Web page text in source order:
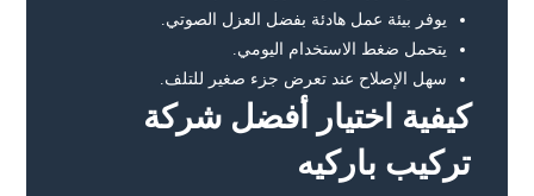
يوفر بيئة عمل هادئة بفضل العزل الصوتي.
يتحمل ضغط الاستخدام اليومي.
سهل الإصلاح عند تعرض جزء صغير للتلف.
كيفية اختيار أفضل شركة
تركيب باركيه